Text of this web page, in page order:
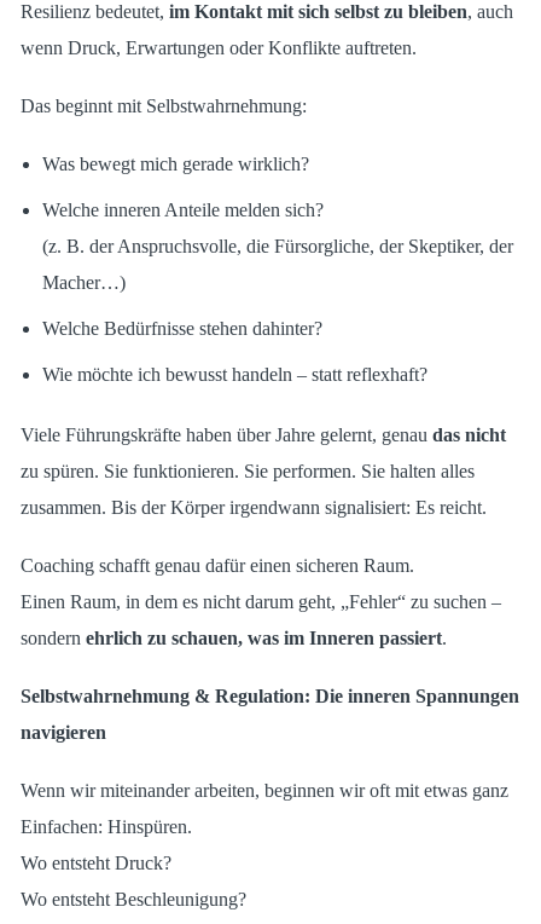
Resilienz bedeutet,im Kontakt mit sich selbst zu bleiben, auch
wenn Druck, Erwartungen oder Konflikte auftreten.
Das beginnt mit Selbstwahrnehmung:
Was bewegt mich gerade wirklich?
Welche inneren Anteile melden sich?
(z. B. der Anspruchsvolle, die Fürsorgliche, der Skeptiker, der
Macher…)
Welche Bedürfnisse stehen dahinter?
Wie möchte ich bewusst handeln – statt reflexhaft?
Viele Führungskräfte haben über Jahre gelernt, genaudas nicht
zu spüren. Sie funktionieren. Sie performen. Sie halten alles
zusammen. Bis der Körper irgendwann signalisiert: Es reicht.
Coaching schafft genau dafür einen sicheren Raum.
Einen Raum, in dem es nicht darum geht, „Fehler“ zu suchen –
sondernehrlich zu schauen, was im Inneren passiert.
Selbstwahrnehmung & Regulation: Die inneren Spannungen
navigieren
Wenn wir miteinander arbeiten, beginnen wir oft mit etwas ganz
Einfachen: Hinspüren.
Wo entsteht Druck?
Wo entsteht Beschleunigung?